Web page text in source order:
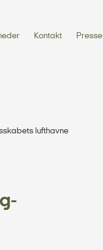
Kontakt Presse
lufthavne